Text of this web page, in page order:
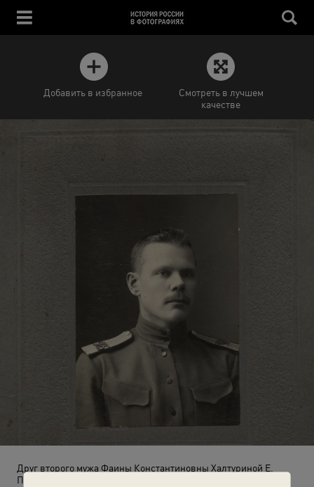
Добавить в избранное
Смотреть в лучшем
качестве
Друг второго мужа Фаины Константиновны Халтуриной Е.
Попов в военной форме